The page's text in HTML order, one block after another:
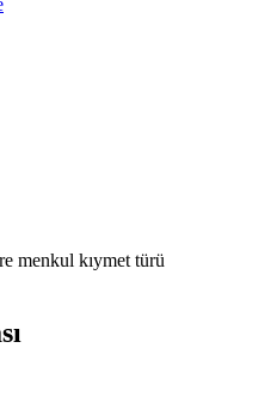
menkul kıymet türü